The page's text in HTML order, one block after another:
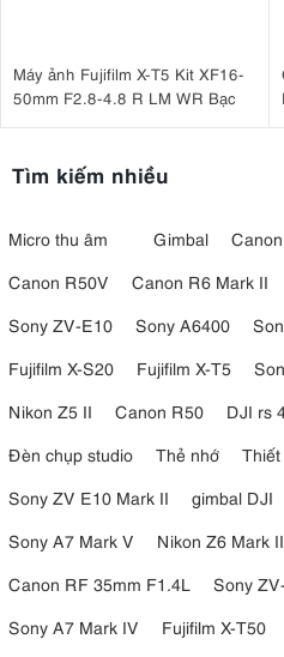
Máy ảnh Fujifilm X-T5 Kit XF16-
50mm F2.8-4.8 R LM WR Bạc
Tìm kiếm nhiều
Micro thu âm Gimbal
Canon R50V
Canon R6 Mark II
Sony ZV-E10
Sony A6400
Fujifilm X-S20
Fujifilm X-T5
Nikon Z5 II
Canon R50 DJI rs
Đèn chụp studio
Thẻ nhớ
Sony ZV E10 Mark II
gimbal DJI
Sony A7 Mark V
Nikon Z6 Mark
Canon RF 35mm F1.4L
Sony
Sony A7 Mark IV
Fujifilm X-T50